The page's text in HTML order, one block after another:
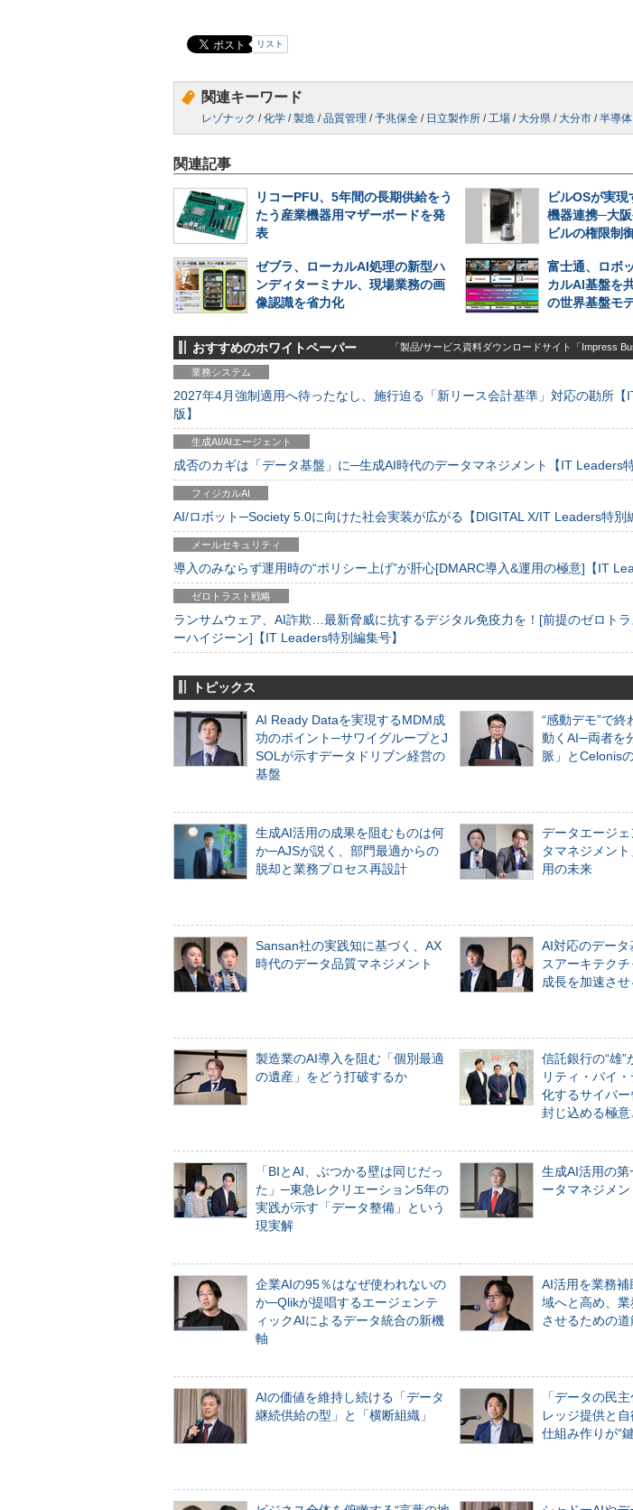
リスト
関連キーワード
レゾナック /化学 /製造 /品質管理 /予兆保全 / 日立製作所 /工場 / 大分県 / 大分市 /半導体
関連記事
リコーPFU、5年間の長期供給をう
たう産業機器用マザーボードを発
表
ビルOSが実
機器連携─大
ビルの権限制
ゼブラ、ローカルAI処理の新型ハ
ンディターミナル、現場業務の画
像認識を省力化
富士通、ロボ
カルAI基盤を
の世界基盤モ
おすすめのホワイトペーパー 「製品/サービス資料ダウンロードサイト「Impress
業務システム
2027年4月強制適用へ待ったなし、施行迫る「新リース会計基準」対応の勘所【
版】
生成AI/AIエージェント
成否のカギは「データ基盤」に─生成AI時代のデータマネジメント【IT Leaders特
フィジカルAI
AI/ロボット─Society 5.0に向けた社会実装が広がる【DIGITAL X/IT Leaders特別
メールセキュリティ
導入のみならず運用時の“ポリシー上げ”が肝心[DMARC導入&運用の極意]【IT
ゼロトラスト戦略
ランサムウェア、AI詐欺…最新脅威に抗するデジタル免疫力を！[前提のゼロト
ーハイジーン]【IT Leaders特別編集号】
トピックス
AI Ready Dataを実現するMDM成
功のポイント─サワイグループとJ
SOLが示すデータドリブン経営の
基盤
“感動デモ”で
動くAI─両者を
脈」とCelonis
生成AI活用の成果を阻むものは何
か─AJSが説く、部門最適からの
脱却と業務プロセス再設計
データエージ
タマネジメン
用の未来
Sansan社の実践知に基づく、AX
時代のデータ品質マネジメント
AI対応のデータ
スアーキテク
成長を加速させ
製造業のAI導入を阻む「個別最適
の遺産」をどう打破するか
信託銀行の“雄”
リティ・バイ
化するサイバ
封じ込める極意
「BIとAI、ぶつかる壁は同じだっ
た」─東急レクリエーション5年の
実践が示す「データ整備」という
現実解
生成AI活用の
ータマネジメ
企業AIの95％はなぜ使われないの
か─Qlikが提唱するエージェンテ
ィックAIによるデータ統合の新機
軸
AI活用を業務
域へと高め、
させるための道
AIの価値を維持し続ける「データ
継続供給の型」と「横断組織」
「データの民
レッジ提供と
仕組み作りが“